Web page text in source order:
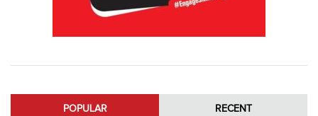
POPULAR RECENT